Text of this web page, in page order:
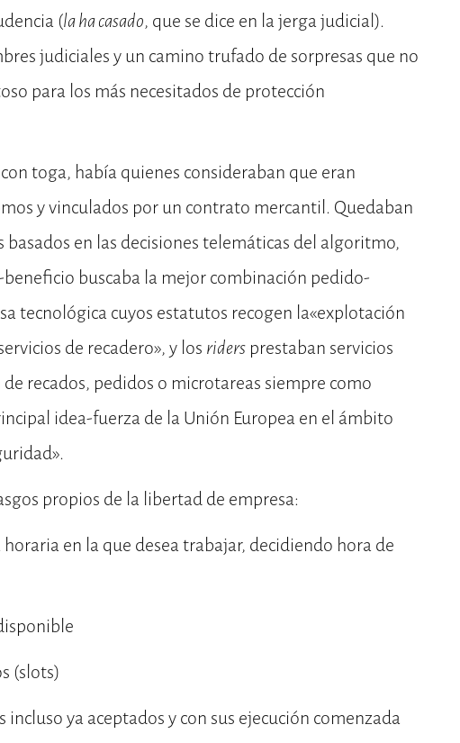
(la ha casado, que se dice en la jerga judicial).
judiciales y un camino trufado de sorpresas que no
para los más necesitados de protección
toga, había quienes consideraban que eran
y vinculados por un contrato mercantil. Quedaban
en las decisiones telemáticas del algoritmo,
buscaba la mejor combinación pedido-
tecnológica cuyos estatutos recogen la«explotación
de recadero», y los riders prestaban servicios
recados, pedidos o microtareas siempre como
idea-fuerza de la Unión Europea en el ámbito
propios de la libertad de empresa:
en la que desea trabajar, decidiendo hora de
(slots)
incluso ya aceptados y con sus ejecución comenzada